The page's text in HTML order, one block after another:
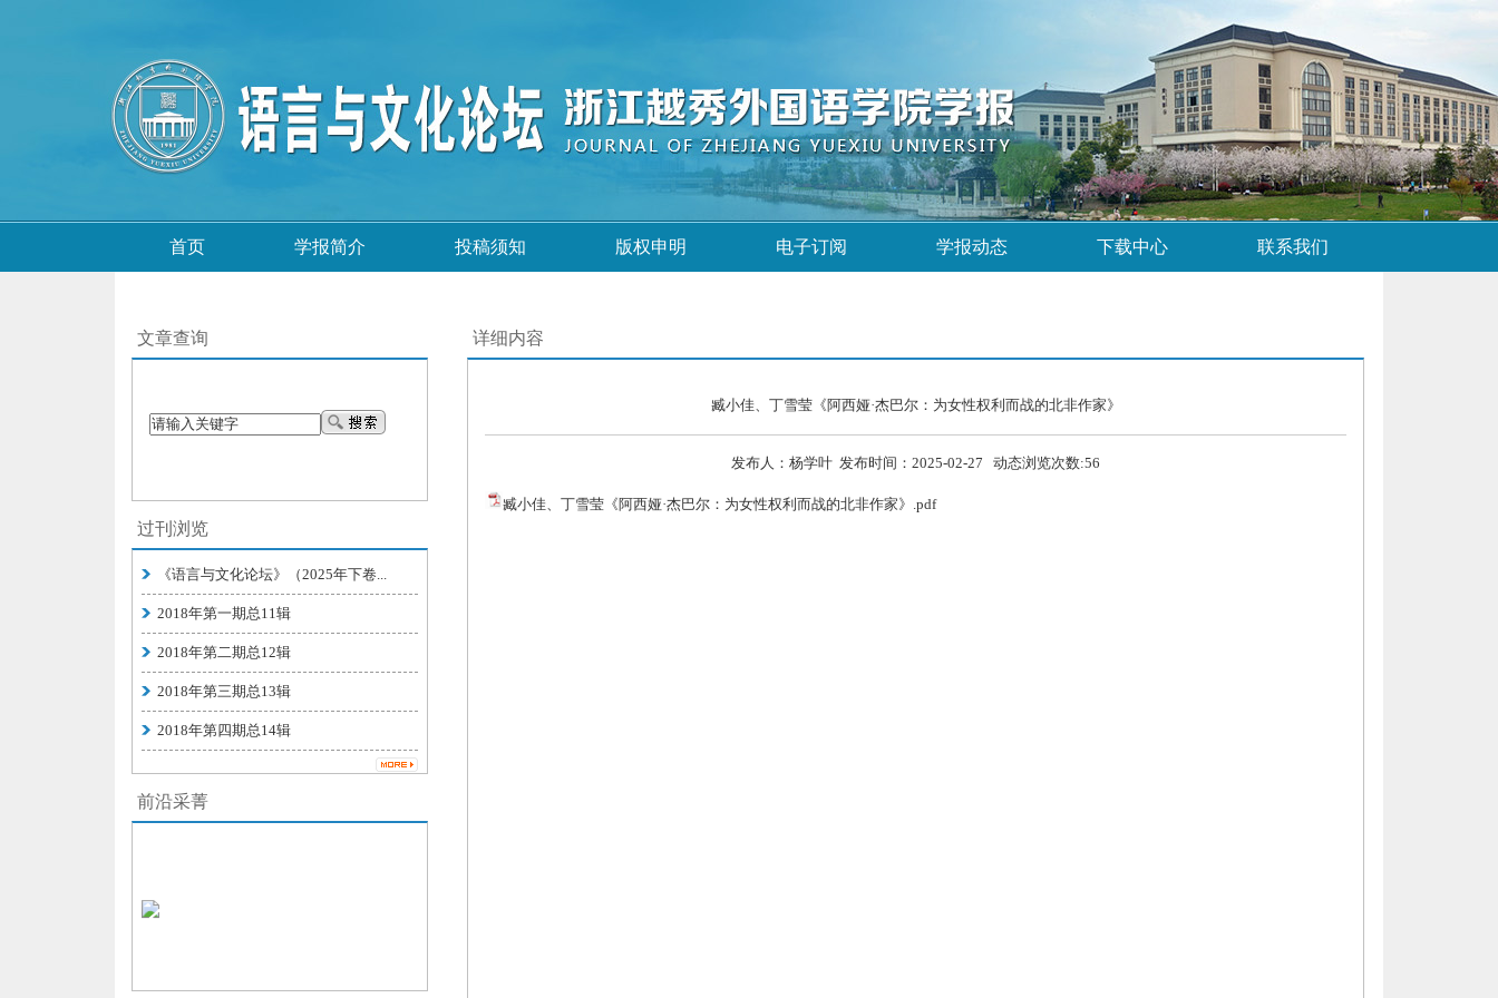
首页 学报简介 投稿须知 版权申明 电子订阅 学报动态 下载中心 联系我们
文章查询
过刊浏览
《语言与文化论坛》（2025年下卷...
2018年第一期总11辑
2018年第二期总12辑
2018年第三期总13辑
2018年第四期总14辑
前沿采菁
详细内容
臧小佳、丁雪莹《阿西娅·杰巴尔：为女性权利而战的北非作家》
发布人：杨学叶 发布时间：2025-02-27 动态浏览次数:56
臧小佳、丁雪莹《阿西娅·杰巴尔：为女性权利而战的北非作家》.pdf